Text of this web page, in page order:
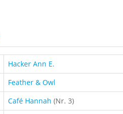
Hacker Ann E.
Feather & Owl
Café Hannah (Nr. 3)